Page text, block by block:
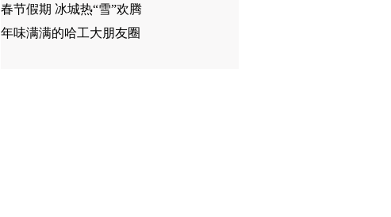
春节假期 冰城热“雪”欢腾
年味满满的哈工大朋友圈